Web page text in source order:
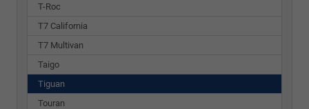
T-Roc
T7 California
T7 Multivan
Taigo
Tiguan
Touran